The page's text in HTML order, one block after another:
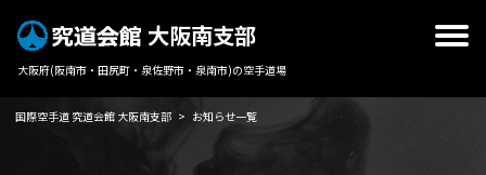
大阪南支部
大阪府(阪南市・田尻町・泉佐野市・泉南市)の空手道場
国際空手道 究道会館 大阪南支部 > お知らせ一覧